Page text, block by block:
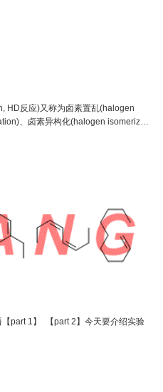
HD反应)又称为卤素置乱(halogen
、卤素异构化(halogen isomeriz…
part 1】 【part 2】今天要介绍实验